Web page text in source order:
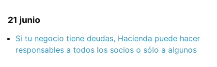
21 junio
Si tu negocio tiene deudas, Hacienda puede hacer
responsables a todos los socios o sólo a algunos